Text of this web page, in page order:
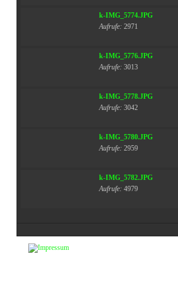
k-IMG_5774.JPG
Aufrufe: 2971
k-IMG_5776.JPG
Aufrufe: 3013
k-IMG_5778.JPG
Aufrufe: 3042
k-IMG_5780.JPG
Aufrufe: 2959
k-IMG_5782.JPG
Aufrufe: 4979